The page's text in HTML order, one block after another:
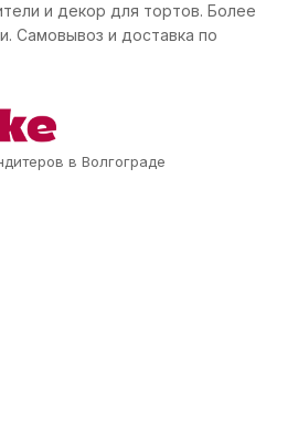
и декор для тортов. Более
Самовывоз и доставка по
в Волгограде